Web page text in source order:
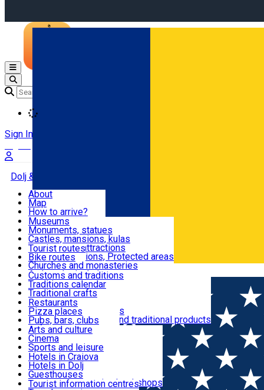
Română
Open main menu
Sign In
Dolj & Craiova
Attractions
Routes
Customs, Traditions
Food & Drinks
Leisure & Fun
Accommodation
Useful
About
Map
How to arrive?
Recommendations
Tourist attractions
News
Museums
Monuments, statues
Castles, mansions, kulas
Architectural attractions
Natural attractions, Protected areas
Churches and monasteries
Archaeological sites
Parks and gardens
Tourist routes
Bike routes
Customs and traditions
Traditions calendar
Traditional crafts
Traditional cuisine
Wineries and vineyards
Local manufacturers and traditional products
Restaurants
Pizza places
Pubs, bars, clubs
Cafes and teahouses
Sweets and ice cream
Fast-food
Arts and culture
Cinema
Sports and leisure
Horse riding
Swimming pools
Zoo
Shopping, souvenirs, bookshops
Hotels in Craiova
Hotels in Dolj
Guesthouses
Villas
Tourist information centres